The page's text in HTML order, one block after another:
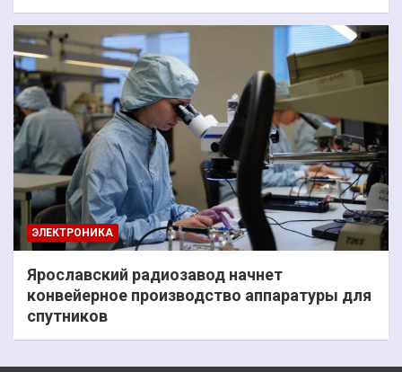
ЭЛЕКТРОНИКА
Ярославский радиозавод начнет
конвейерное производство аппаратуры для
спутников